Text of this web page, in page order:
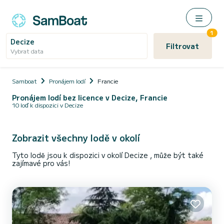
Decize
Vybrat data Filtrovat
1
Samboat Pronájem lodí Francie
Pronájem lodí bez licence v Decize, Francie
10 loď k dispozici v Decize
Zobrazit všechny lodě v okolí
Tyto lodě jsou k dispozici v okolí Decize , může být také
zajímavé pro vás!